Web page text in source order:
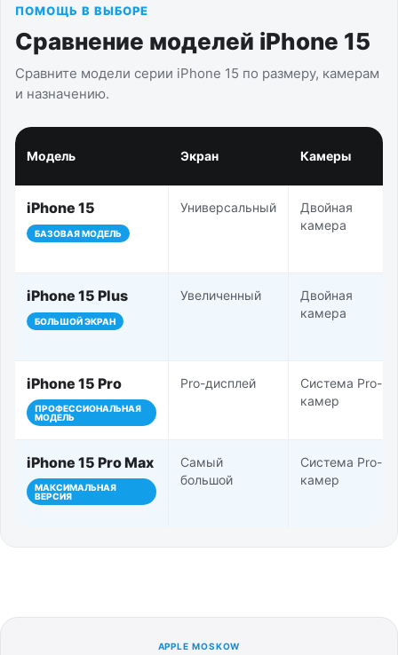
ПОМОЩЬ В ВЫБОРЕ
Сравнение моделей iPhone 15
Сравните модели серии iPhone 15 по размеру, камерам
и назначению.
Модель Экран Камеры
iPhone 15
БАЗОВАЯ МОДЕЛЬ
Универсальный
Двойная
камера
iPhone 15 Plus
БОЛЬШОЙ ЭКРАН
Увеличенный
Двойная
камера
iPhone 15 Pro
ПРОФЕССИОНАЛЬНАЯ
МОДЕЛЬ
Pro-дисплей
Система Pro-
камер
iPhone 15 Pro Max
МАКСИМАЛЬНАЯ
ВЕРСИЯ
Самый
большой
Система Pro-
камер
APPLE MOSKOW